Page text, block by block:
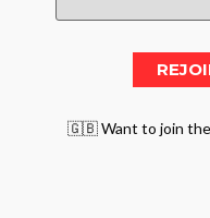
🇬🇧 Want to join the